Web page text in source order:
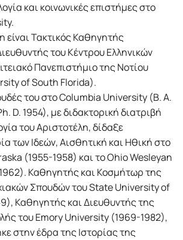
και κοινωνικές επιστήμες στο
είναι Τακτικός Καθηγητής
του Κέντρου Ελληνικών
Πανεπιστήμιο της Νοτίου
of South Florida).
του στο Columbia University (B. A.
D. 1954), με διδακτορική διατριβή
του Αριστοτέλη, δίδαξε
των Ιδεών, Αισθητική και Ηθική στο
(1955-1958) και το Ohio Wesleyan
Καθηγητής και Κοσμήτωρ της
Σπουδών του State University of
Καθηγητής και Διευθυντής της
του Emory University (1969-1982),
στην έδρα της Ιστορίας της